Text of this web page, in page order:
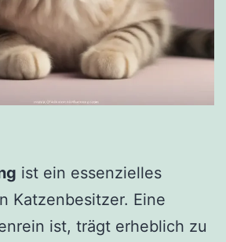
ist ein essenzielles
Katzenbesitzer. Eine
ist, trägt erheblich zu